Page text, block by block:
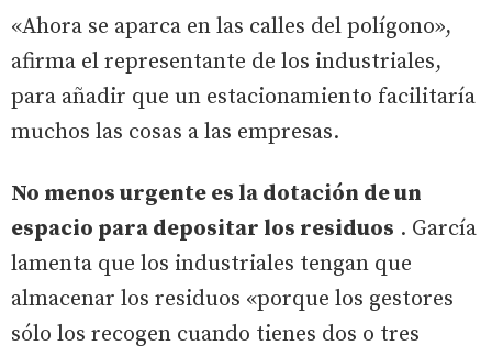
«Ahora se aparca en las calles del polígono»,
afirma el representante de los industriales,
para añadir que un estacionamiento facilitaría
muchos las cosas a las empresas.
No menos urgente es la dotación de un
espacio para depositar los residuos . García
lamenta que los industriales tengan que
almacenar los residuos «porque los gestores
sólo los recogen cuando tienes dos o tres